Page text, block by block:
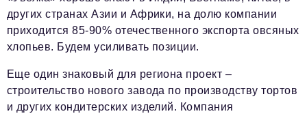
других странах Азии и Африки, на долю компании
приходится 85-90% отечественного экспорта овсяных
хлопьев. Будем усиливать позиции.
Еще один знаковый для региона проект –
строительство нового завода по производству тортов
и других кондитерских изделий. Компания